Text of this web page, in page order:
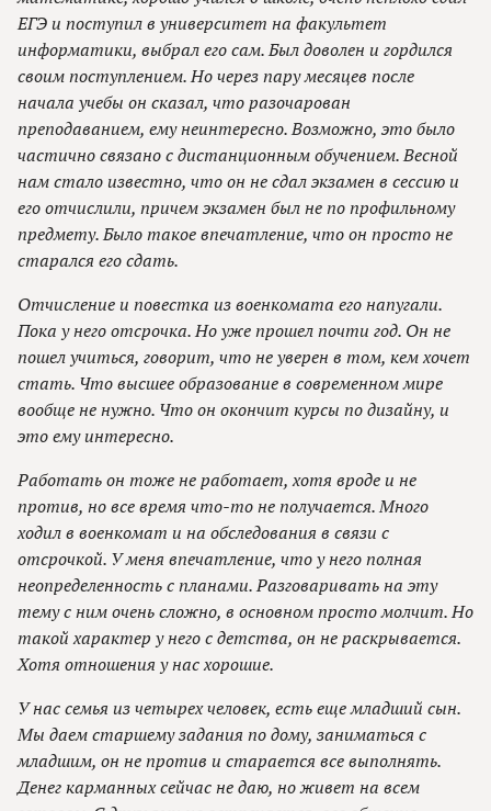
ЕГЭ и поступил в университет на факультет
информатики, выбрал его сам. Был доволен и гордился
своим поступлением. Но через пару месяцев после
начала учебы он сказал, что разочарован
преподаванием, ему неинтересно. Возможно, это было
частично связано с дистанционным обучением. Весной
нам стало известно, что он не сдал экзамен в сессию и
его отчислили, причем экзамен был не по профильному
предмету. Было такое впечатление, что он просто не
старался его сдать.
Отчисление и повестка из военкомата его напугали.
Пока у него отсрочка. Но уже прошел почти год. Он не
пошел учиться, говорит, что не уверен в том, кем хочет
стать. Что высшее образование в современном мире
вообще не нужно. Что он окончит курсы по дизайну, и
это ему интересно.
Работать он тоже не работает, хотя вроде и не
против, но все время что-то не получается. Много
ходил в военкомат и на обследования в связи с
отсрочкой. У меня впечатление, что у него полная
неопределенность с планами. Разговаривать на эту
тему с ним очень сложно, в основном просто молчит. Но
такой характер у него с детства, он не раскрывается.
Хотя отношения у нас хорошие.
У нас семья из четырех человек, есть еще младший сын.
Мы даем старшему задания по дому, заниматься с
младшим, он не против и старается все выполнять.
Денег карманных сейчас не даю, но живет на всем